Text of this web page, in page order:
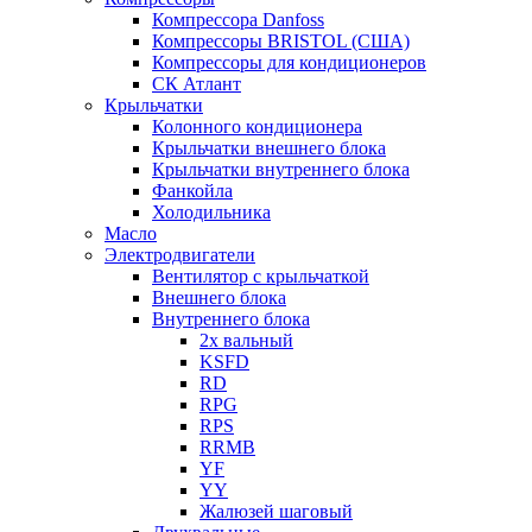
Компрессора Danfoss
Компрессоры BRISTOL (США)
Компрессоры для кондиционеров
СК Атлант
Крыльчатки
Колонного кондиционера
Крыльчатки внешнего блока
Крыльчатки внутреннего блока
Фанкойла
Холодильника
Масло
Электродвигатели
Вентилятор с крыльчаткой
Внешнего блока
Внутреннего блока
2х вальный
KSFD
RD
RPG
RPS
RRMB
YF
YY
Жалюзей шаговый